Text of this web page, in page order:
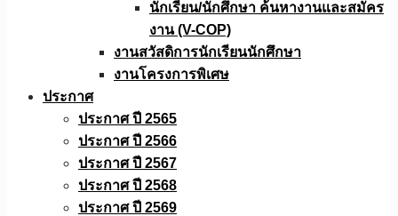
นักเรียน/นักศึกษา ค้นหางานและสมัคร
งาน (V-COP)
งานสวัสดิการนักเรียนนักศึกษา
งานโครงการพิเศษ
ประกาศ
ประกาศ ปี 2565
ประกาศ ปี 2566
ประกาศ ปี 2567
ประกาศ ปี 2568
ประกาศ ปี 2569